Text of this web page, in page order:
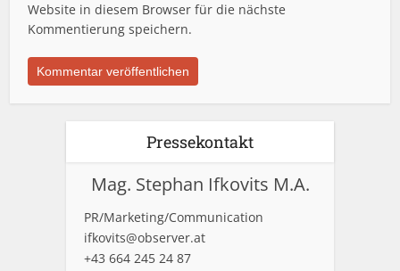
Website in diesem Browser für die nächste
Kommentierung speichern.
Pressekontakt
Mag. Stephan Ifkovits M.A.
PR/Marketing/Communication
ifkovits@observer.at
+43 664 245 24 87